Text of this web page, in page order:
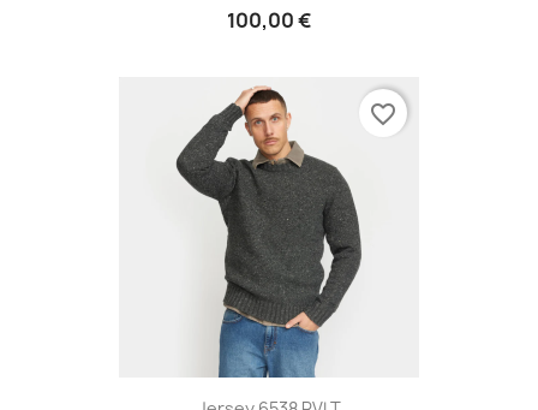
100,00 €
favorite_border